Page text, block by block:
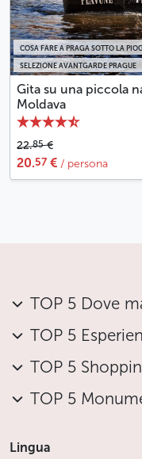
SELEZIONE AVANTGARDE PRAGUE
COSA FARE A PRAGA SOTTO LA
Gita su una piccola
Moldava
22.85€
20.57 € / persona
TOP 5 Dove
TOP 5
TOP 5
TOP 5
Lingua